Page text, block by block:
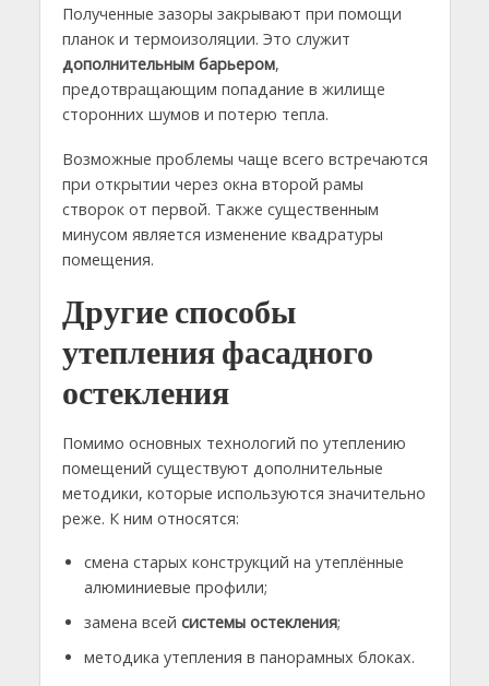
Полученные зазоры закрывают при помощи
планок и термоизоляции. Это служит
дополнительным барьером,
предотвращающим попадание в жилище
сторонних шумов и потерю тепла.
Возможные проблемы чаще всего встречаются
при открытии через окна второй рамы
створок от первой. Также существенным
минусом является изменение квадратуры
помещения.
Другие способы
утепления фасадного
остекления
Помимо основных технологий по утеплению
помещений существуют дополнительные
методики, которые используются значительно
реже. К ним относятся:
смена старых конструкций на утеплённые
алюминиевые профили;
замена всей системы остекления;
методика утепления в панорамных блоках.